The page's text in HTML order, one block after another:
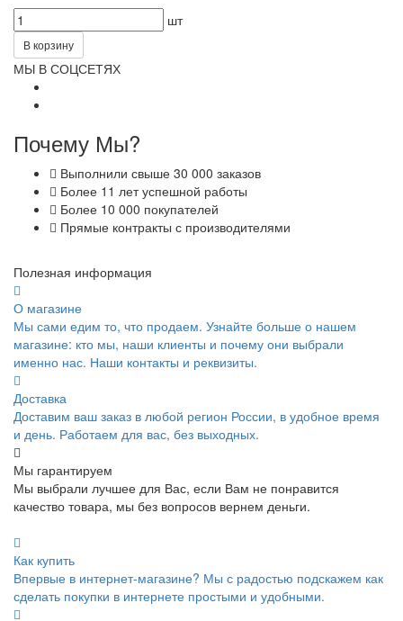
шт
В корзину
МЫ В СОЦСЕТЯХ
Почему Мы?
Выполнили свыше 30 000 заказов
Более 11 лет успешной работы
Более 10 000 покупателей
Прямые контракты с производителями
Полезная информация
О магазине
Мы сами едим то, что продаем. Узнайте больше о нашем
магазине: кто мы, наши клиенты и почему они выбрали
именно нас. Наши контакты и реквизиты.
Доставка
Доставим ваш заказ в любой регион России, в удобное время
и день. Работаем для вас, без выходных.
Мы гарантируем
Мы выбрали лучшее для Вас, если Вам не понравится
качество товара, мы без вопросов вернем деньги.
Как купить
Впервые в интернет-магазине? Мы с радостью подскажем как
сделать покупки в интернете простыми и удобными.